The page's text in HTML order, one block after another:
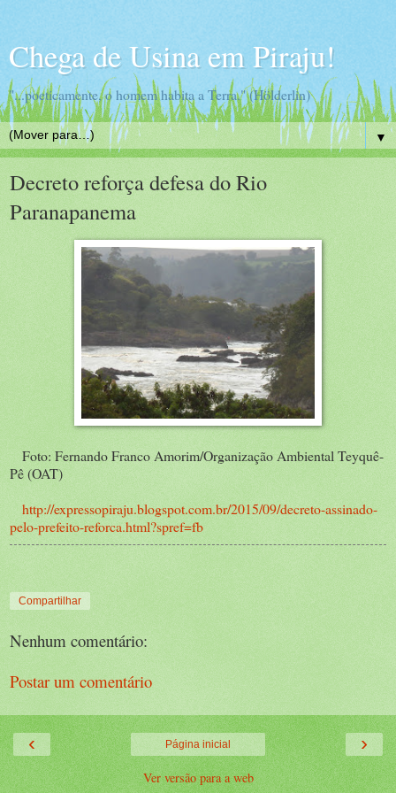
Chega de Usina em Piraju!
"...poeticamente, o homem habita a Terra." (Hölderlin)
▼
Decreto reforça defesa do Rio
Paranapanema
Foto: Fernando Franco Amorim/Organização Ambiental Teyquê-
Pê (OAT)
http://expressopiraju.blogspot.com.br/2015/09/decreto-assinado-
pelo-prefeito-reforca.html?spref=fb
Compartilhar
Nenhum comentário:
Postar um comentário
‹ ›
Página inicial
Ver versão para a web